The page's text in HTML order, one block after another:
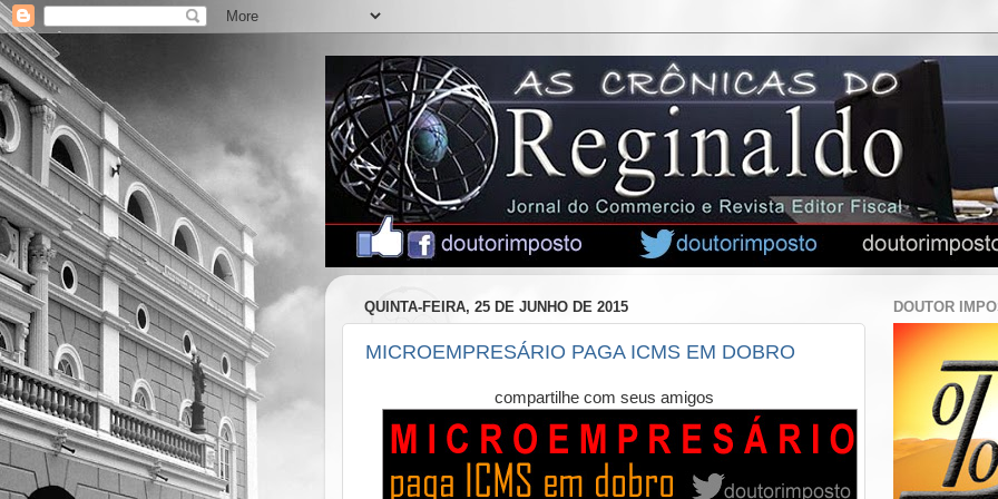
QUINTA-FEIRA, 25 DE JUNHO DE 2015
MICROEMPRESÁRIO PAGA ICMS EM DOBRO
compartilhe com seus amigos
DOUTOR